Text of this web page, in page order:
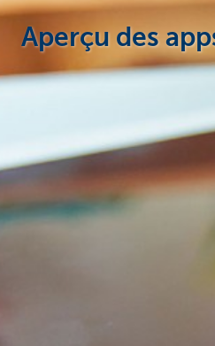
Aperçu des